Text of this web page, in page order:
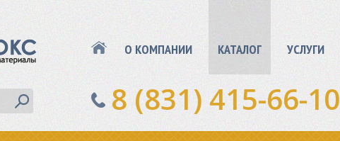
О КОМПАНИИ КАТАЛОГ УСЛУГИ
8 (831) 415-66-10